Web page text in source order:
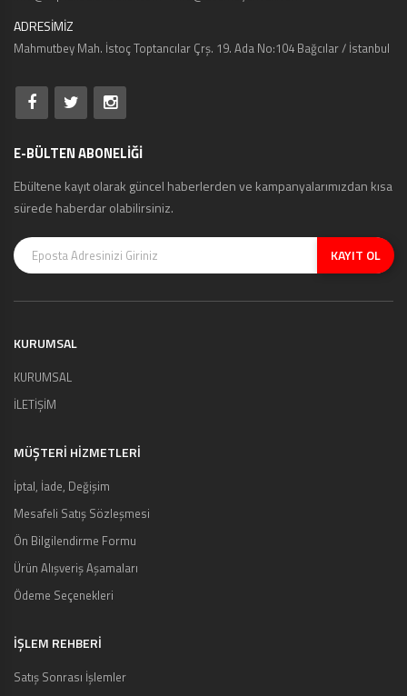
ADRESİMİZ
Mahmutbey Mah. İstoç Toptancılar Çrş. 19. Ada No:104 Bağcılar / İstanbul
E-BÜLTEN ABONELİĞİ
Ebültene kayıt olarak güncel haberlerden ve kampanyalarımızdan kısa
sürede haberdar olabilirsiniz.
KAYIT OL
KURUMSAL
KURUMSAL
İLETİŞİM
MÜŞTERI HIZMETLERI
İptal, İade, Değişim
Mesafeli Satış Sözleşmesi
Ön Bilgilendirme Formu
Ürün Alışveriş Aşamaları
Ödeme Seçenekleri
İŞLEM REHBERİ
Satış Sonrası İşlemler